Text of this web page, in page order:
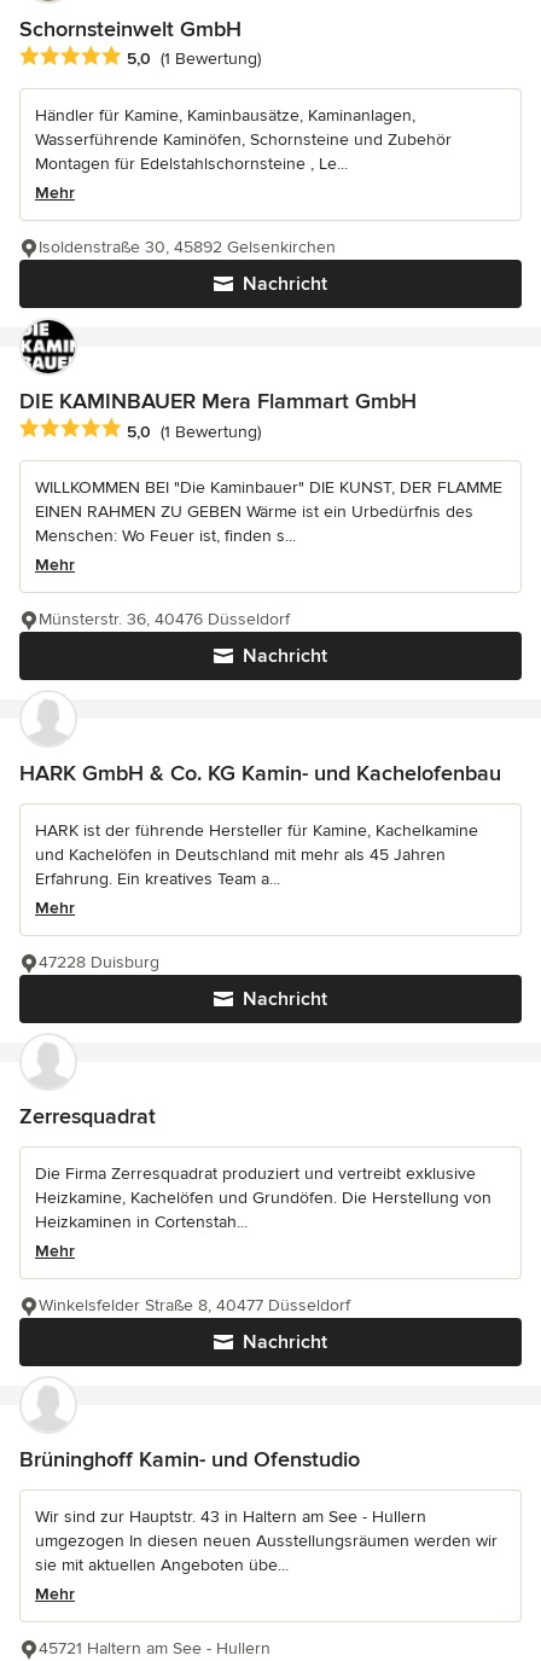
Schornsteinwelt GmbH
Durchschnittliche Bewertung: 5 von 5 Sternen
5,0 (1 Bewertung)
Händler für Kamine, Kaminbausätze, Kaminanlagen,
Wasserführende Kaminöfen, Schornsteine und Zubehör
Montagen für Edelstahlschornsteine , Le...
Mehr
Nachricht
Isoldenstraße 30, 45892 Gelsenkirchen
DIE KAMINBAUER Mera Flammart GmbH
Durchschnittliche Bewertung: 5 von 5 Sternen
5,0 (1 Bewertung)
WILLKOMMEN BEI "Die Kaminbauer" DIE KUNST, DER FLAMME
EINEN RAHMEN ZU GEBEN Wärme ist ein Urbedürfnis des
Menschen: Wo Feuer ist, finden s...
Mehr
Nachricht
Münsterstr. 36, 40476 Düsseldorf
HARK GmbH & Co. KG Kamin- und Kachelofenbau
HARK ist der führende Hersteller für Kamine, Kachelkamine
und Kachelöfen in Deutschland mit mehr als 45 Jahren
Erfahrung. Ein kreatives Team a...
Mehr
Nachricht
47228 Duisburg
Zerresquadrat
Die Firma Zerresquadrat produziert und vertreibt exklusive
Heizkamine, Kachelöfen und Grundöfen. Die Herstellung von
Heizkaminen in Cortenstah...
Mehr
Nachricht
Winkelsfelder Straße 8, 40477 Düsseldorf
Brüninghoff Kamin- und Ofenstudio
Wir sind zur Hauptstr. 43 in Haltern am See - Hullern
umgezogen In diesen neuen Ausstellungsräumen werden wir
sie mit aktuellen Angeboten übe...
Mehr
45721 Haltern am See - Hullern